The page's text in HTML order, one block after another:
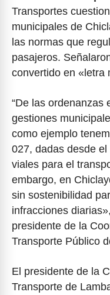
Transportes
municipales de
las normas que
pasajeros.
convertido en «letra
“De las ordenanzas
gestiones
como ejemplo
027, dadas desde
viales para el
embargo, en
sin sostenibilidad
infracciones
presidente de la
Transporte Público
El presidente de la
Transporte de